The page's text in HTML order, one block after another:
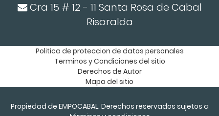
Cra 15 # 12 - 11 Santa Rosa de Cabal
Risaralda
Politica de proteccion de datos personales
Terminos y Condiciones del sitio
Derechos de Autor
Mapa del sitio
Propiedad de EMPOCABAL. Derechos reservados sujetos a